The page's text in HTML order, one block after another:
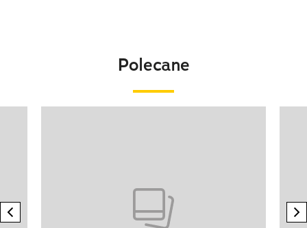
Polecane
previous element